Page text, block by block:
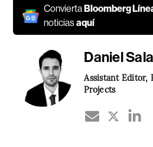
Convierta Bloomberg
noticiasaquí
Daniel
Assistant Editor,
Projects